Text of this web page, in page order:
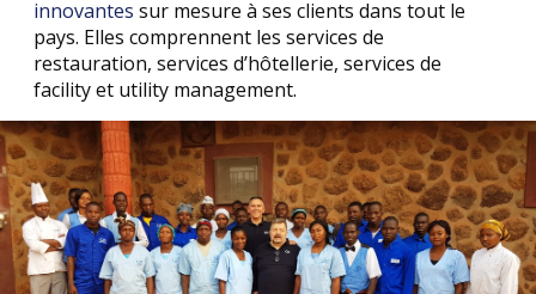
innovantes sur mesure à ses clients dans tout le
pays. Elles comprennent les services de
restauration, services d’hôtellerie, services de
facility et utility management.